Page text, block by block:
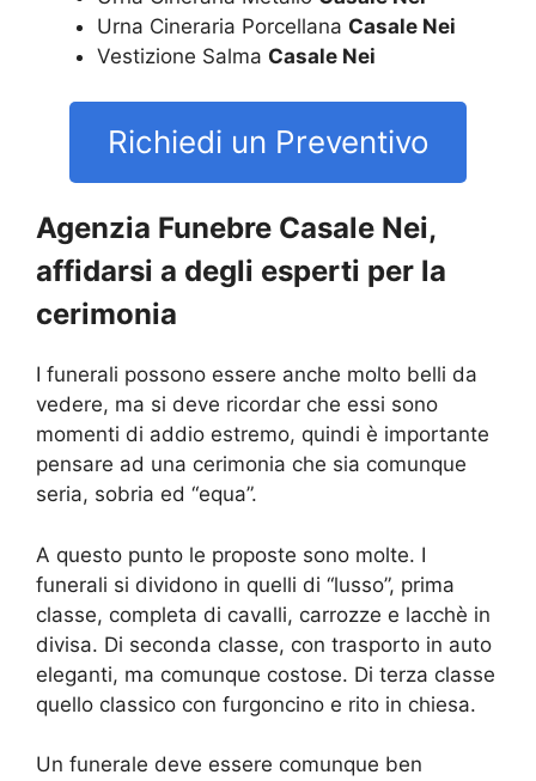
Urna Cineraria Porcellana Casale Nei
Vestizione Salma Casale Nei
Richiedi un Preventivo
Agenzia Funebre Casale Nei,
affidarsi a degli esperti per la
cerimonia
I funerali possono essere anche molto belli da
vedere, ma si deve ricordar che essi sono
momenti di addio estremo, quindi è importante
pensare ad una cerimonia che sia comunque
seria, sobria ed “equa”.
A questo punto le proposte sono molte. I
funerali si dividono in quelli di “lusso”, prima
classe, completa di cavalli, carrozze e lacchè in
divisa. Di seconda classe, con trasporto in auto
eleganti, ma comunque costose. Di terza classe
quello classico con furgoncino e rito in chiesa.
Un funerale deve essere comunque ben